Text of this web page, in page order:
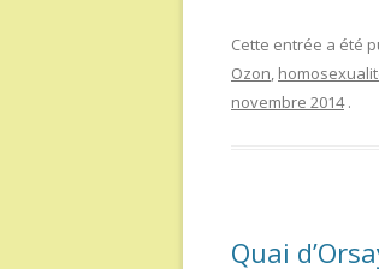
Cette entrée a été
Ozon,
novembre 2014 .
Quai